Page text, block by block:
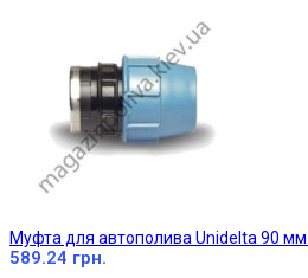
Муфта для автополива Unidelta 90
589.24 грн.